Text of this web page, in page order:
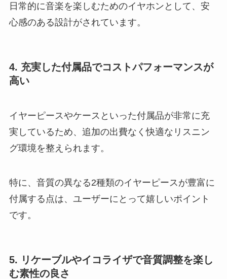
日常的に音楽を楽しむためのイヤホンとして、安
心感のある設計がされています。
4. 充実した付属品でコストパフォーマンスが
高い
イヤーピースやケースといった付属品が非常に充
実しているため、追加の出費なく快適なリスニン
グ環境を整えられます。
特に、音質の異なる2種類のイヤーピースが豊富に
付属する点は、ユーザーにとって嬉しいポイント
です。
5. リケーブルやイコライザで音質調整を楽し
む素性の良さ